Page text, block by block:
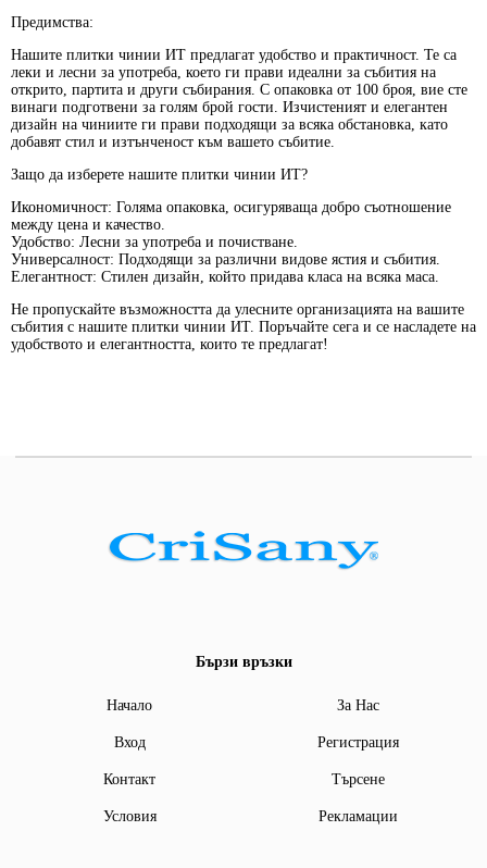
Предимства:
Нашите плитки чинии ИТ предлагат удобство и практичност. Те са
леки и лесни за употреба, което ги прави идеални за събития на
открито, партита и други събирания. С опаковка от 100 броя, вие сте
винаги подготвени за голям брой гости. Изчистеният и елегантен
дизайн на чиниите ги прави подходящи за всяка обстановка, като
добавят стил и изтънченост към вашето събитие.
Защо да изберете нашите плитки чинии ИТ?
Икономичност: Голяма опаковка, осигуряваща добро съотношение
между цена и качество.
Удобство: Лесни за употреба и почистване.
Универсалност: Подходящи за различни видове ястия и събития.
Елегантност: Стилен дизайн, който придава класа на всяка маса.
Не пропускайте възможността да улесните организацията на вашите
събития с нашите плитки чинии ИТ. Поръчайте сега и се насладете на
удобството и елегантността, които те предлагат!
Бързи връзки
Начало За Нас
Вход Регистрация
Контакт Търсене
Условия Рекламации